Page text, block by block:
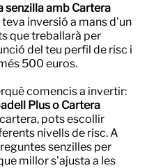
senzilla amb Cartera
inversió a mans d'un
que treballarà per
del teu perfil de risc i
500 euros.
comencis a invertir:
Plus o Cartera
cartera, pots escollir
nivells de risc. A
senzilles per
millor s'ajusta a les